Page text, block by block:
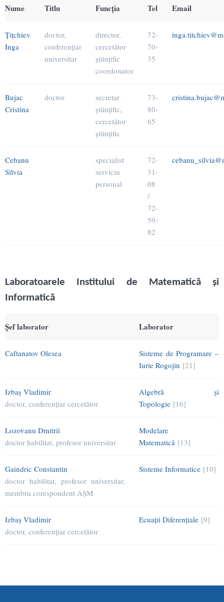
Nume Titlu Funcţia Tel Email
Ţiţchiev
Inga
doctor,
conferenţiar
universitar
director,
cercetător
ştiinţific
coordonator
72-
70-
35
Bujac
Cristina
doctor
secretar
ştiinţific,
cercetător
ştiinţific
73-
80-
65
Cebanu
Silvia
specialist
serviciu
personal
72-
31-
08
/
72-
59-
82
Laboratoarele Institului de Matematică şi
Informatică
Şef laborator Laborator
Caftanatov Olesea
Sisteme de Programare –
Iurie Rogojin [21]
Izbaş Vladimir
doctor, conferenţiar cercetător
Algebră şi
Topologie [16]
Lozovanu Dmitrii
doctor habilitat, profesor universitar
Modelare
Matematică [13]
Gaindric Constantin
doctor habilitat, profesor universitar,
membru corespondent AŞM
Sisteme Informatice [10]
Izbaş Vladimir
doctor, conferenţiar cercetător
Ecuaţii Diferenţiale [9]